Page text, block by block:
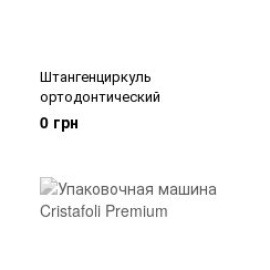
Штангенциркуль
ортодонтический
0 грн